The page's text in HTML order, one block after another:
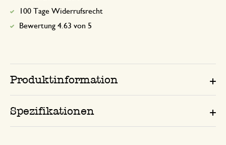
100 Tage Widerrufsrecht
Bewertung 4.63 von 5
Produktinformation
Spezifikationen